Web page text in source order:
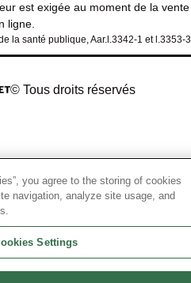
est exigée au moment de la vente
ligne.
la santé publique, Aar.l.3342-1 et l.3353-3
© Tous droits réservés
you agree to the storing of cookies
navigation, analyze site usage, and
Settings